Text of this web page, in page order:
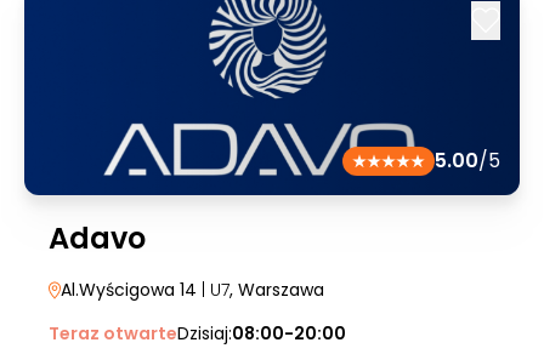
5.00/5
Adavo
Al.Wyścigowa 14 | U7, Warszawa
Teraz otwarteDzisiaj:08:00-20:00